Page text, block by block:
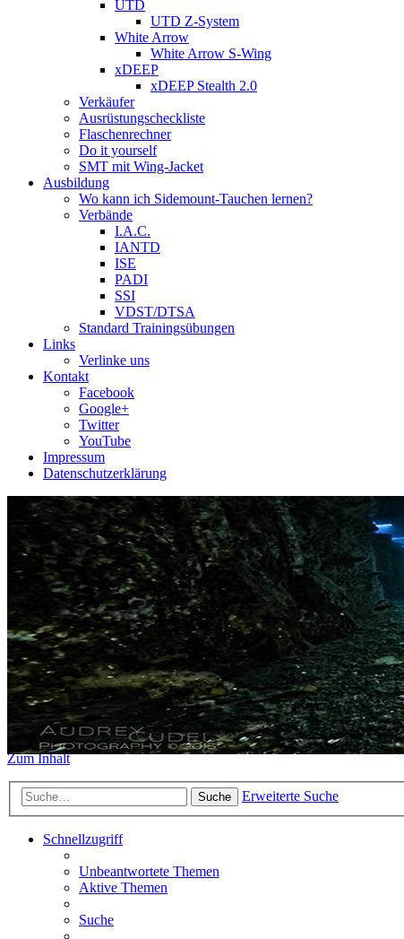
UTD
UTD Z-System
White Arrow
White Arrow S-Wing
xDEEP
xDEEP Stealth 2.0
Verkäufer
Ausrüstungscheckliste
Flaschenrechner
Do it yourself
SMT mit Wing-Jacket
Ausbildung
Wo kann ich Sidemount-Tauchen lernen?
Verbände
I.A.C.
IANTD
ISE
PADI
SSI
VDST/DTSA
Standard Trainingsübungen
Links
Verlinke uns
Kontakt
Facebook
Google+
Twitter
YouTube
Impressum
Datenschutzerklärung
Das Sidemount-Forum ist auf
https://www.sidemount-
Das alte Forum hier existiert
Sidemount-Forum
Erlebe den Unterschied
Zum Inhalt
Suche Erweiterte Suche
Schnellzugriff
Unbeantwortete Themen
Aktive Themen
Suche